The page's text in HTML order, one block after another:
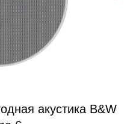
акустика B&W